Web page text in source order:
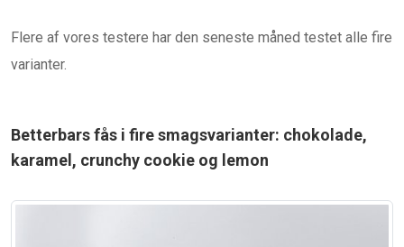
Flere af vores testere har den seneste måned testet alle fire
varianter.
Betterbars fås i fire smagsvarianter: chokolade,
karamel, crunchy cookie og lemon